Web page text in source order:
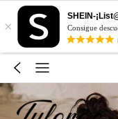
×
SHEIN-
Consigue